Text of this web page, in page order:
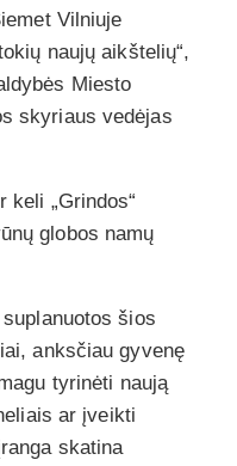
Vilniuje
naujų aikštelių“,
Miesto
skyriaus vedėjas
keli „Grindos“
globos namų
šios
anksčiau gyvenę
tyrinėti naują
ar įveikti
skatina